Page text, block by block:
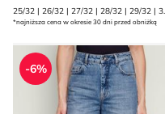
25/32 |
*najniższa cena w okresie 30 dni przed obniżką
Jeansy damskie casual
-6%